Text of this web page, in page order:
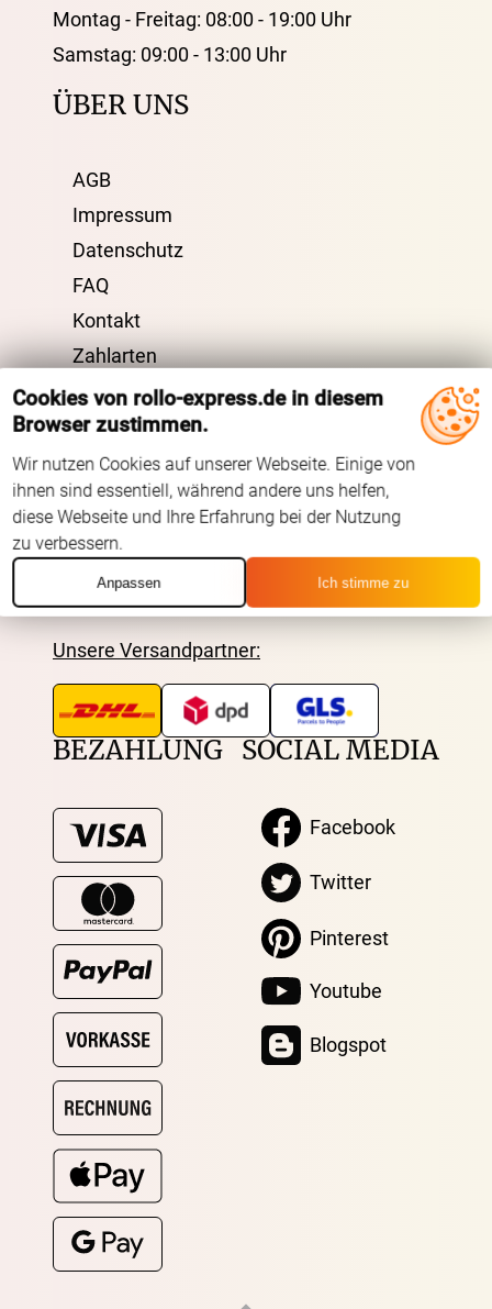
Cookies von rollo-express.de in diesem
Browser zustimmen.
Wir nutzen Cookies auf unserer Webseite. Einige von
ihnen sind essentiell, während andere uns helfen,
diese Webseite und Ihre Erfahrung bei der Nutzung
zu verbessern.
Anpassen Ich stimme zu
Montag - Freitag: 08:00 - 19:00 Uhr
Samstag: 09:00 - 13:00 Uhr
ÜBER UNS
AGB
Impressum
Datenschutz
FAQ
Kontakt
Zahlarten
VERSAND
Kostenloser Musterversand
Versandinformation
Widerruf
Unsere Versandpartner:
BEZAHLUNG SOCIAL MEDIA
Facebook
Twitter
Pinterest
Youtube
Blogspot